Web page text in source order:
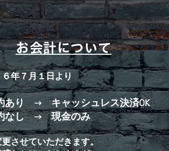
お会計について
６年７月１日より
あり → キャッシュレス決済OK
なし → 現金のみ
させていただきます。